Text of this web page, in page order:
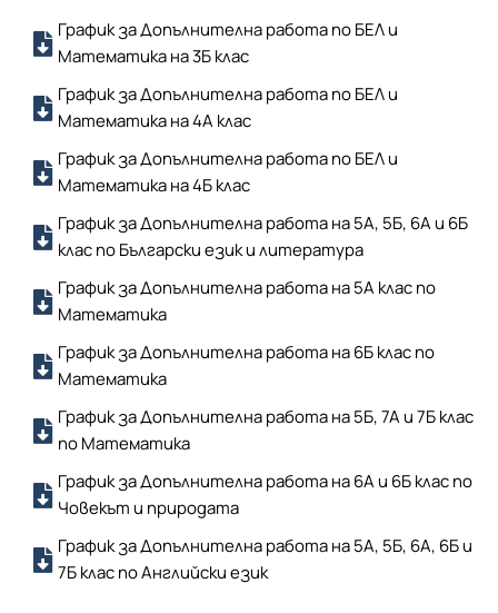
График за Допълнителна работа по БЕЛ и
Математика на 3Б клас
График за Допълнителна работа по БЕЛ и
Математика на 4А клас
График за Допълнителна работа по БЕЛ и
Математика на 4Б клас
График за Допълнителна работа на 5A, 5Б, 6А и 6Б
клас по Български език и литература
График за Допълнителна работа на 5A клас по
Математика
График за Допълнителна работа на 6Б клас по
Математика
График за Допълнителна работа на 5Б, 7А и 7Б клас
по Математика
График за Допълнителна работа на 6А и 6Б клас по
Човекът и природата
График за Допълнителна работа на 5А, 5Б, 6А, 6Б и
7Б клас по Английски език